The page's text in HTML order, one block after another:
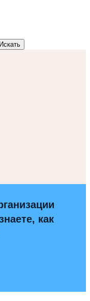
Искать
как